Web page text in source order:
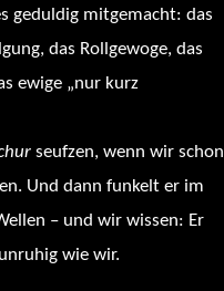
geduldig mitgemacht: das
das Rollgewoge, das
ewige „nur kurz
seufzen, wenn wir schon
Und dann funkelt er im
– und wir wissen: Er
wie wir.